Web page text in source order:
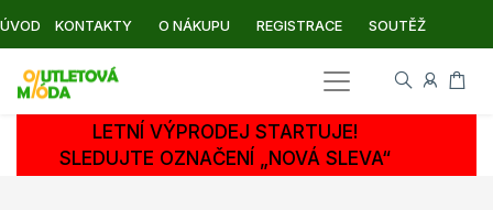
ÚVOD KONTAKTY O NÁKUPU REGISTRACE SOUTĚŽ
LETNÍ VÝPRODEJ STARTUJE!
SLEDUJTE OZNAČENÍ „NOVÁ SLEVA“